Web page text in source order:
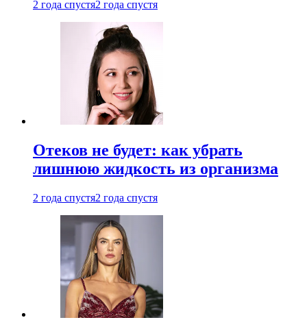
2 года спустя2 года спустя
Отеков не будет: как убрать
лишнюю жидкость из организма
2 года спустя2 года спустя